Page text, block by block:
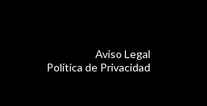
Aviso Legal
Política de Privacidad